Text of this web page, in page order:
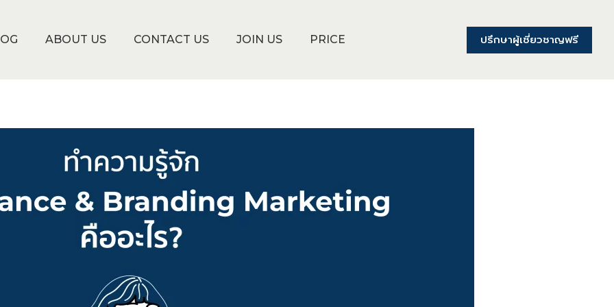
ABOUT US CONTACT US JOIN US PRICE ปรึกษาผู้เชี่ยวชาญฟรี